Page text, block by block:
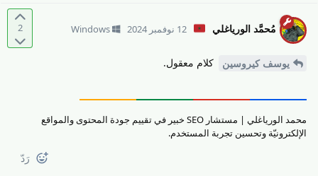
2 مُحمَّد الورياغلي 12 نوفمبر 2024 Windows
يوسف كيروسين كلام معقول.
محمد الورياغلي | مستشار SEO خبير في تقييم جودة المحتوى والمواقع
الإلكترونيّة وتحسين تجربة المستخدم.
رَدّ